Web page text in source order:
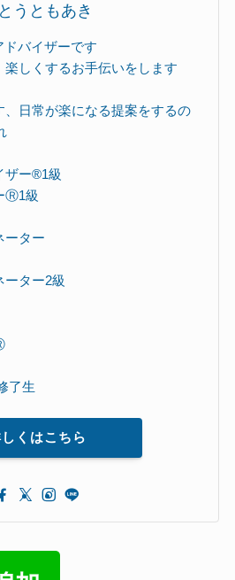
うともあき
バイザーです
しくするお手伝いをします
、日常が楽になる提案をするの
ザー®︎1級
Ⓡ1級
ーター
ーター2級
了生
くはこちら